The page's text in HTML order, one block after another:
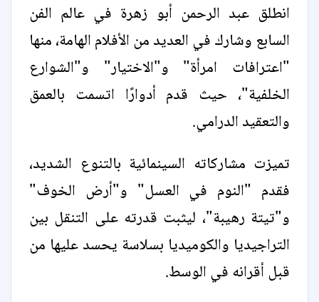
انطلق عبد الرحمن أبو زهرة في عالم الفن
السابع وشارك في العديد من الأفلام الهامة، منها
"اعترافات امرأة" و"الاختيار" و"الشوارع
الخلفية"، حيث قدم أدوارًا اتسمت بالعمق
والتعقيد الدرامي.
تميزت مشاركاته السينمائية بالتنوع الشديد،
فقدم "النوم في العسل" و"أرض الخوف"
و"تيتة رهيبة"، ليثبت قدرته على التنقل بين
التراجيديا والكوميديا بسلاسة يحسد عليها من
قبل أقرانه في الوسط.